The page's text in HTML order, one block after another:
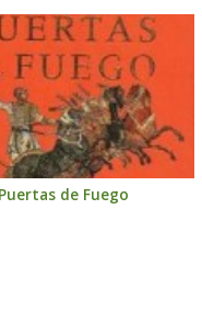
Puertas de Fuego